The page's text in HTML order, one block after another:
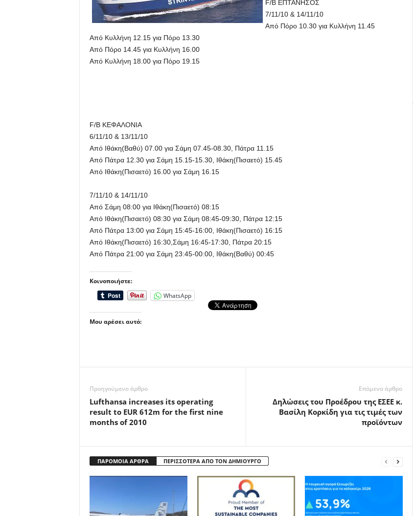
F/B ΕΠΤΑΝΗΣΟΣ
7/11/10 & 14/11/10
Από Πόρο 10.30 για Κυλλήνη 11.45
Από Κυλλήνη 12.15 για Πόρο 13.30
Από Πόρο 14.45 για Κυλλήνη 16.00
Από Κυλλήνη 18.00 για Πόρο 19.15
F/B ΚΕΦΑΛΟΝΙΑ
6/11/10 & 13/11/10
Από Ιθάκη(Βαθύ) 07.00 για Σάμη 07.45-08.30, Πάτρα 11.15
Από Πάτρα 12.30 για Σάμη 15.15-15.30, Ιθάκη(Πισαετό) 15.45
Από Ιθάκη(Πισαετό) 16.00 για Σάμη 16.15
7/11/10 & 14/11/10
Από Σάμη 08:00 για Ιθάκη(Πισαετό) 08:15
Από Ιθάκη(Πισαετό) 08:30 για Σάμη 08:45-09:30, Πάτρα 12:15
Από Πάτρα 13:00 για Σάμη 15:45-16:00, Ιθάκη(Πισαετό) 16:15
Από Ιθάκη(Πισαετό) 16:30,Σάμη 16:45-17:30, Πάτρα 20:15
Από Πάτρα 21:00 για Σάμη 23:45-00:00, Ιθάκη(Βαθύ) 00:45
Κοινοποιήστε:
WhatsApp
Μου αρέσει αυτό:
Προηγούμενο άρθρο
Lufthansa increases its operating
result to EUR 612m for the first nine
months of 2010
Επόμενο άρθρο
Δηλώσεις του Προέδρου της ΕΣΕΕ κ.
Βασίλη Κορκίδη για τις τιμές των
προϊόντων
ΠΑΡΟΜΟΙΑ ΑΡΘΡΑ ΠΕΡΙΣΣΟΤΕΡΑ ΑΠΟ ΤΟΝ ΔΗΜΙΟΥΡΓΟ